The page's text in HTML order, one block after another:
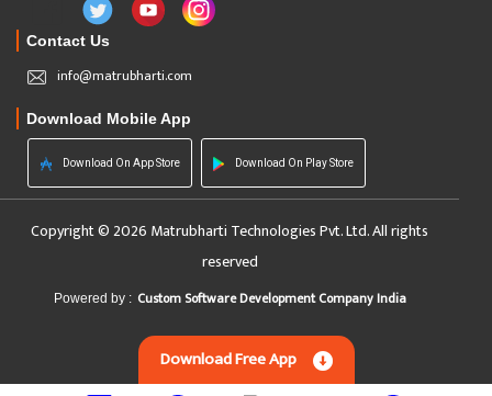
Contact Us
info@matrubharti.com
Download Mobile App
Download On App Store Download On Play Store
Copyright © 2026 Matrubharti Technologies Pvt. Ltd. All rights
reserved
Powered by : Custom Software Development Company India
Download Free App